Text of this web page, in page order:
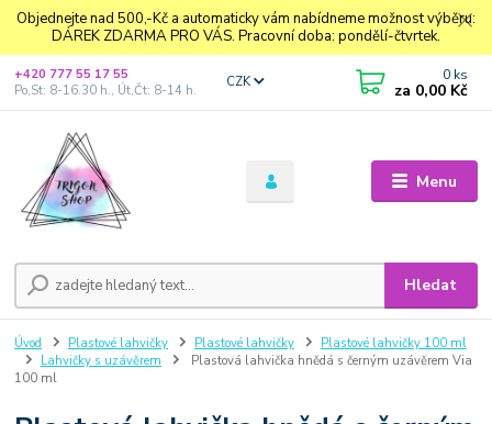
Objednejte nad 500,-Kč a automaticky vám nabídneme možnost výběru:
DÁREK ZDARMA PRO VÁS. Pracovní doba: pondělí-čtvrtek.
Menu
CZK
Hledat
+420 777 55 17 55
Po,St: 8-16.30 h., Út,Čt: 8-14 h.
0 ks
za 0,00 Kč
Úvod Plastové lahvičky Plastové lahvičky
Plastové lahvičky 100 ml
Lahvičky s uzávěrem
Plastová lahvička hnědá s černým uzávěrem Via
100 ml